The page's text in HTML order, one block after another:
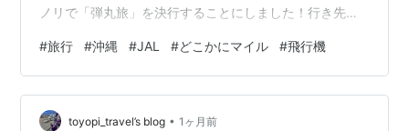
ノリで「弾丸旅」を決行することにしました！行き先の
レットが弾き出したのは、まさかの那覇！雨予報の週末
でしたが、これはもう勝ちルートの予感。 今回の旅で
は、JALモバイルの特典である「どこかにマイル」のクー
ポン利用をしています。通常7,500マイル必要な特典がな
#旅行 #沖縄 #JAL #どこかにマイル #飛行機
toyopi_travel’s blog • 1ヶ月前